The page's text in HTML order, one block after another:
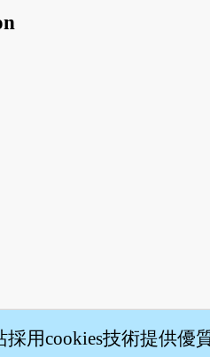
採用cookies技術提供優